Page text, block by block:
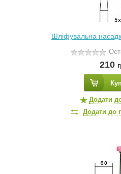
Шліфувальна
210
Додати
Додати до